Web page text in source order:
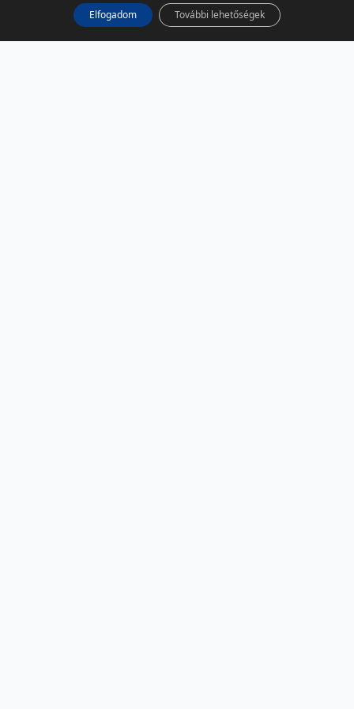
Elfogadom További lehetőségek